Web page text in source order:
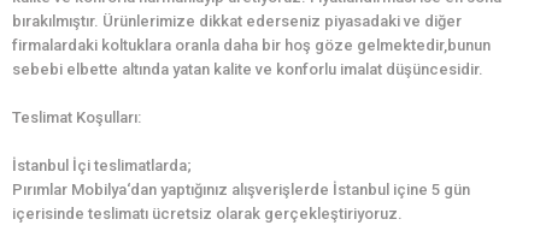
bırakılmıştır. Ürünlerimize dikkat ederseniz piyasadaki ve diğer
firmalardaki koltuklara oranla daha bir hoş göze gelmektedir,bunun
sebebi elbette altında yatan kalite ve konforlu imalat düşüncesidir.
Teslimat Koşulları:
İstanbul İçi teslimatlarda;
Pırımlar Mobilya‘dan yaptığınız alışverişlerde İstanbul içine 5 gün
içerisinde teslimatı ücretsiz olarak gerçekleştiriyoruz.